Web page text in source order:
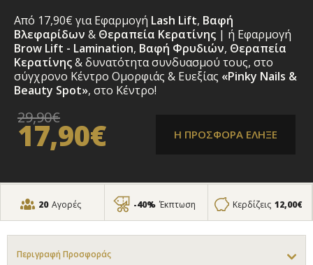
Από 17,90€ για Εφαρμογή Lash Lift, Βαφή
Βλεφαρίδων & Θεραπεία Κερατίνης | ή Εφαρμογή
Brow Lift - Lamination, Βαφή Φρυδιών, Θεραπεία
Κερατίνης& δυνατότητα συνδυασμού τους, στο
σύγχρονο Κέντρο Ομορφιάς & Ευεξίας «Pinky Nails &
Beauty Spot», στο Κέντρο!
29,90€
17,90€ Η ΠΡΟΣΦΟΡΑ ΕΛΗΞΕ
20 Αγορές -40% Έκπτωση Κερδίζεις 12,00€
Περιγραφή Προσφοράς